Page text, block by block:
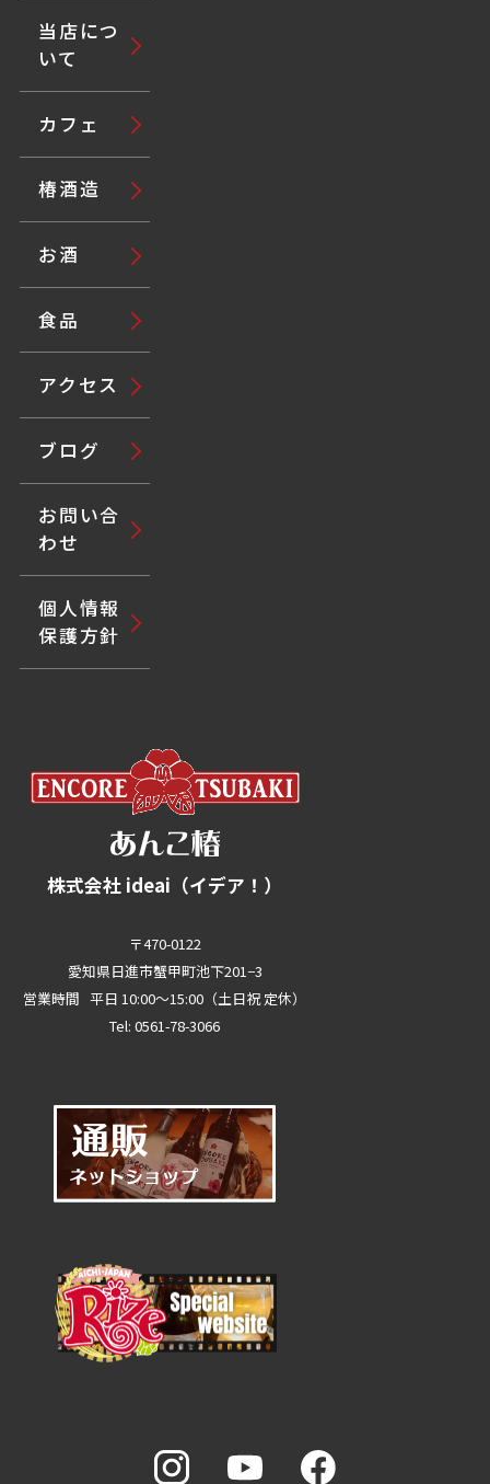
0561-78-3066
当店につ
いて
カフェ
椿酒造
お酒
食品
アクセス
ブログ
お問い合
わせ
個人情報
保護方針
株式会社 ideai（イデア！）
〒470-0122
愛知県日進市蟹甲町池下201−3
営業時間 平日 10:00～15:00（土日祝 定休）
Tel: 0561-78-3066